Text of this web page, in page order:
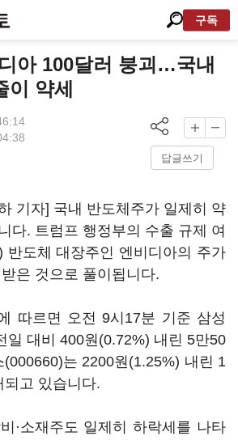
구독
아 100달러 붕괴…국내
이 약세
답글쓰기
기자] 국내 반도체주가 일제히 약
다. 트럼프 행정부의 수출 규제 여
반도체 대장주인 엔비디아의 주가
은 것으로 풀이됩니다.
따르면 오전 9시17분 기준 삼성
일 대비 400원(0.72%) 내린 5만50
(000660)는 2200원(1.25%) 내린 1
고 있습니다.
·소재주도 일제히 하락세를 나타